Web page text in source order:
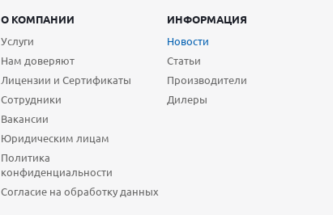
О КОМПАНИИ ИНФОРМАЦИЯ
Услуги
Нам доверяют
Лицензии и Сертификаты
Сотрудники
Вакансии
Юридическим лицам
Политика
конфиденциальности
Согласие на обработку данных
Новости
Статьи
Производители
Дилеры